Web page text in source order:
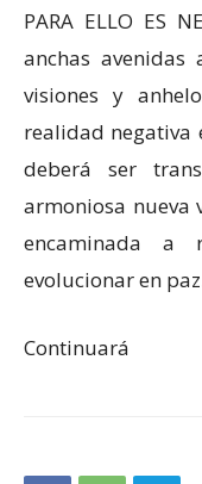
PARA ELLO ES
anchas avenidas
visiones y
realidad negativa
deberá ser
armoniosa nueva
encaminada a
evolucionar en
Continuará